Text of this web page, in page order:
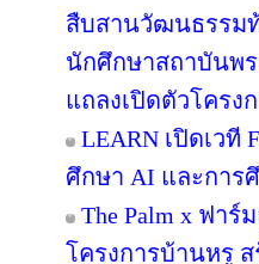
สืบสานวัฒนธรรม
นักศึกษาสถาบันพร
แถลงเปิดตัวโครง
LEARN เปิดเวที
ศึกษา AI และการ
The Palm x ฟา
โครงการบ้านหรู